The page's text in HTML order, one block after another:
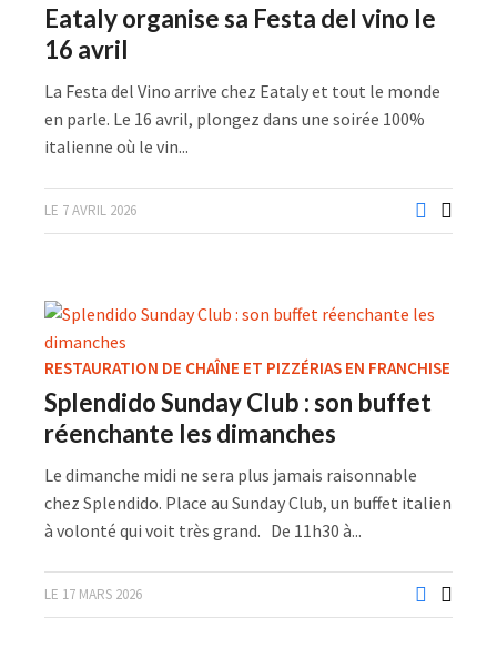
Eataly organise sa Festa del vino le
16 avril
La Festa del Vino arrive chez Eataly et tout le monde
en parle. Le 16 avril, plongez dans une soirée 100%
italienne où le vin...
LE 7 AVRIL 2026
RESTAURATION DE CHAÎNE ET PIZZÉRIAS EN FRANCHISE
Splendido Sunday Club : son buffet
réenchante les dimanches
Le dimanche midi ne sera plus jamais raisonnable
chez Splendido. Place au Sunday Club, un buffet italien
à volonté qui voit très grand. De 11h30 à...
LE 17 MARS 2026